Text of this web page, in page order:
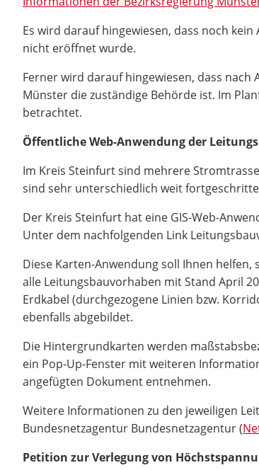
Es wird darauf hingewiesen, dass noch
nicht eröffnet wurde.
Ferner wird darauf hingewiesen, dass
Münster die zuständige Behörde ist. Im
betrachtet.
Öffentliche Web-Anwendung der
Im Kreis Steinfurt sind mehrere
sind sehr unterschiedlich weit
Der Kreis Steinfurt hat eine GIS-Web-
Unter dem nachfolgenden Link
Diese Karten-Anwendung soll Ihnen
alle Leitungsbauvorhaben mit Stand April
Erdkabel (durchgezogene Linien bzw.
ebenfalls abgebildet.
Die Hintergrundkarten werden
ein Pop-Up-Fenster mit weiteren
angefügten Dokument entnehmen.
Weitere Informationen zu den jeweiligen
Bundesnetzagentur Bundesnetzagentur (
Petition zur Verlegung von